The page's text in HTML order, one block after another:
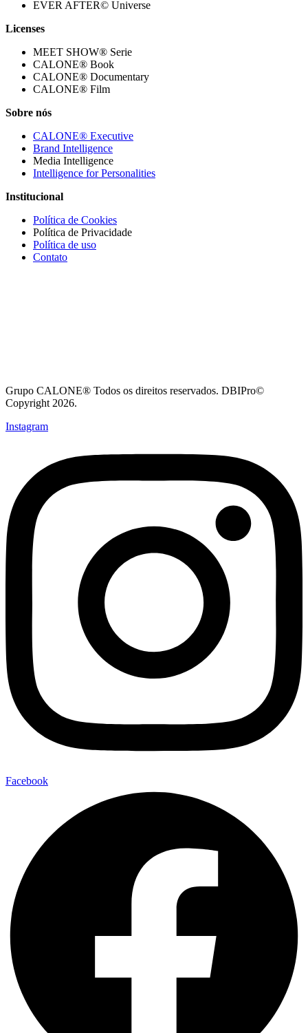
EVER AFTER© Universe
Licenses
MEET SHOW® Serie
CALONE® Book
CALONE® Documentary
CALONE® Film
Sobre nós
CALONE® Executive
Brand Intelligence
Media Intelligence
Intelligence for Personalities
Institucional
Política de Cookies
Política de Privacidade
Política de uso
Contato
Grupo CALONE® Todos os direitos reservados. DBIPro©
Copyright 2026.
Instagram
Facebook